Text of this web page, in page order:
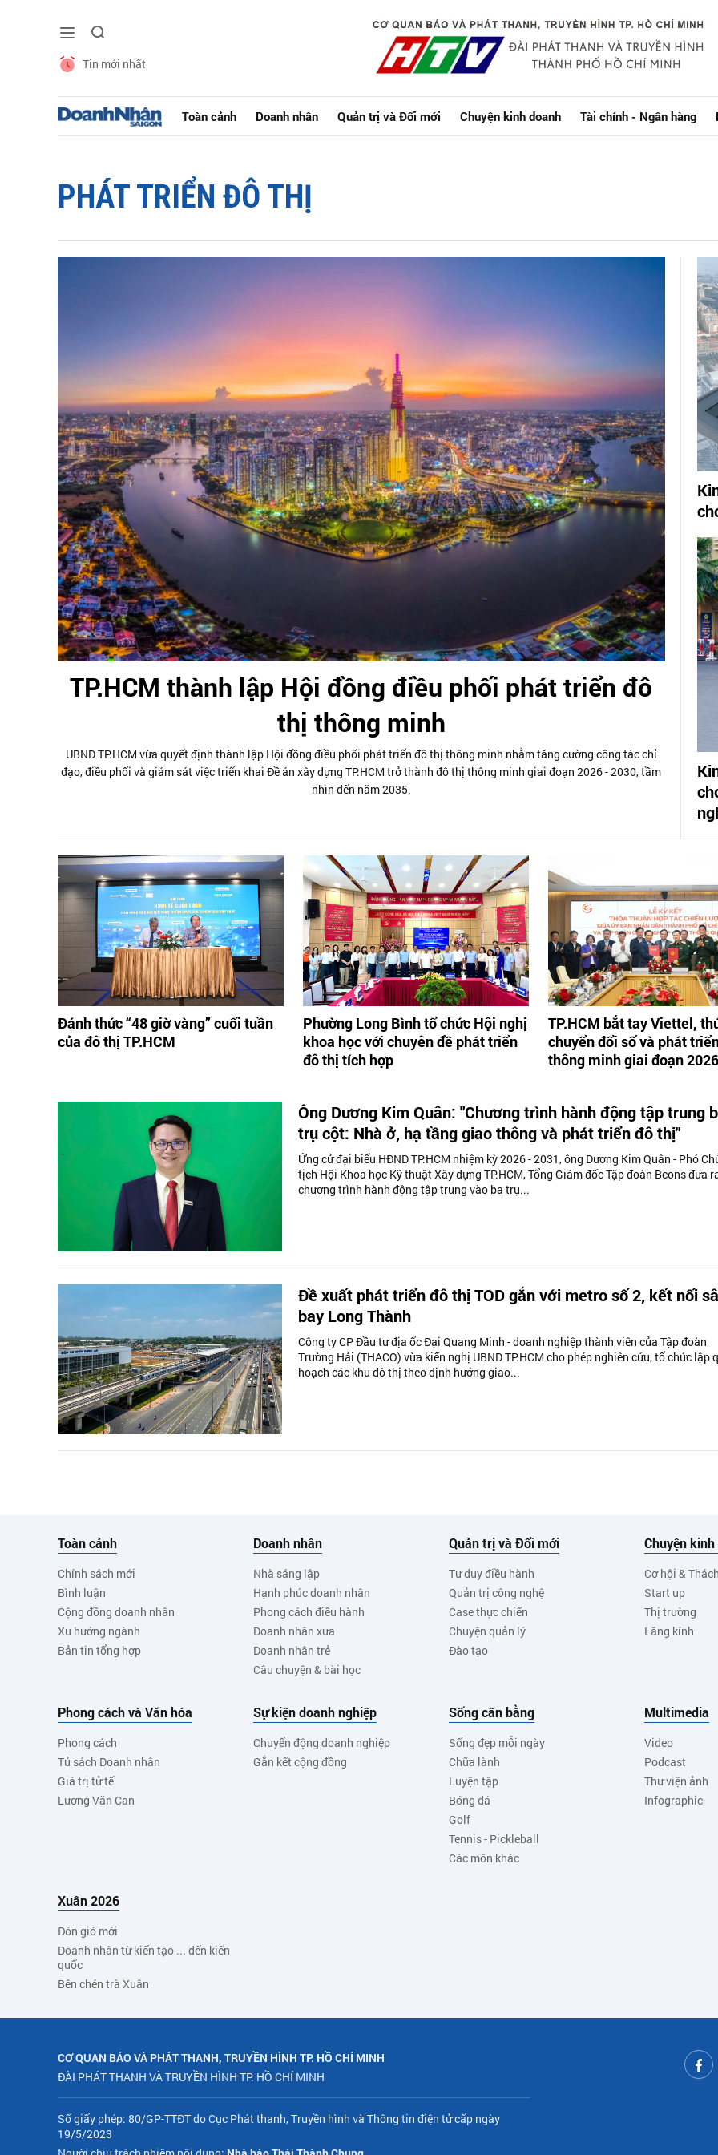
Tin mới nhất
Toàn cảnh Doanh nhân Quản trị và Đổi mới Chuyện kinh doanh Tài chính - Ngân hàng
PHÁT TRIỂN ĐÔ THỊ
TP.HCM thành lập Hội đồng điều phối phát triển đô
thị thông minh
UBND TP.HCM vừa quyết định thành lập Hội đồng điều phối phát triển đô thị thông minh nhằm tăng cường công tác chỉ
đạo, điều phối và giám sát việc triển khai Đề án xây dựng TP.HCM trở thành đô thị thông minh giai đoạn 2026 - 2030, tầm
nhìn đến năm 2035.
Đánh thức “48 giờ vàng” cuối tuần
của đô thị TP.HCM
Phường Long Bình tổ chức Hội nghị
khoa học với chuyên đề phát triển
đô thị tích hợp
TP.HCM bắt tay Viettel,
chuyển đổi số và phát
thông minh giai đoạn
Ông Dương Kim Quân: "Chương trình hành động tập trung
trụ cột: Nhà ở, hạ tầng giao thông và phát triển đô thị"
Ứng cử đại biểu HĐND TP.HCM nhiệm kỳ 2026 - 2031, ông Dương Kim Quân - Phó
tịch Hội Khoa học Kỹ thuật Xây dựng TP.HCM, Tổng Giám đốc Tập đoàn Bcons đưa
chương trình hành động tập trung vào ba trụ...
Đề xuất phát triển đô thị TOD gắn với metro số 2, kết nối
bay Long Thành
Công ty CP Đầu tư địa ốc Đại Quang Minh - doanh nghiệp thành viên của Tập đoàn
Trường Hải (THACO) vừa kiến nghị UBND TP.HCM cho phép nghiên cứu, tổ chức lập
hoạch các khu đô thị theo định hướng giao...
Toàn cảnh
Chính sách mới
Bình luận
Cộng đồng doanh nhân
Xu hướng ngành
Bản tin tổng hợp
Doanh nhân
Nhà sáng lập
Hạnh phúc doanh nhân
Phong cách điều hành
Doanh nhân xưa
Doanh nhân trẻ
Câu chuyện & bài học
Quản trị và Đổi mới
Tư duy điều hành
Quản trị công nghệ
Case thực chiến
Chuyện quản lý
Đào tạo
Chuyện
Cơ hội &
Start up
Thị trường
Lăng kính
Phong cách và Văn hóa
Phong cách
Tủ sách Doanh nhân
Giá trị tử tế
Lương Văn Can
Sự kiện doanh nghiệp
Chuyển động doanh nghiệp
Gắn kết cộng đồng
Sống cân bằng
Sống đẹp mỗi ngày
Chữa lành
Luyện tập
Bóng đá
Golf
Tennis - Pickleball
Các môn khác
Multimedia
Video
Podcast
Thư viện ảnh
Infographic
Xuân 2026
Đón gió mới
Doanh nhân từ kiến tạo ... đến kiến
quốc
Bên chén trà Xuân
CƠ QUAN BÁO VÀ PHÁT THANH, TRUYỀN HÌNH TP. HỒ CHÍ MINH
ĐÀI PHÁT THANH VÀ TRUYỀN HÌNH TP. HỒ CHÍ MINH
Số giấy phép: 80/GP-TTĐT do Cục Phát thanh, Truyền hình và Thông tin điện tử cấp ngày
19/5/2023